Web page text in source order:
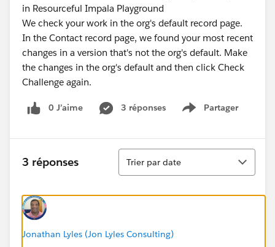
in Resourceful Impala Playground
We check your work in the org's default record page.
In the Contact record page, we found your most recent
changes in a version that's not the org's default. Make
the changes in the org's default and then click Check
Challenge again.
0 J’aime 3 réponses Partager
Show menu
3 réponses
Tri
Trier par date
Jonathan Lyles (Jon Lyles Consulting)